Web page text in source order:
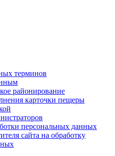
терминов
районирование
карточки пещеры
персональных данных
сайта на обработку